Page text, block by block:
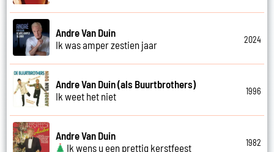
Andre Van Duin
Ik was amper zestien jaar
2024
Andre Van Duin (als Buurtbrothers)
Ik weet het niet
1996
Andre Van Duin
Ik wens u een prettig kerstfeest
1982